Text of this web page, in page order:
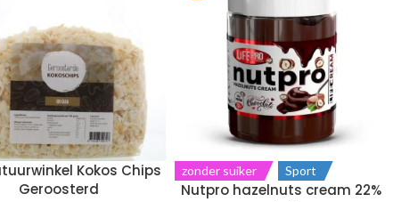
Kokos Chips
Geroosterd
zonder suiker Sport
Nutpro hazelnuts cream 22%